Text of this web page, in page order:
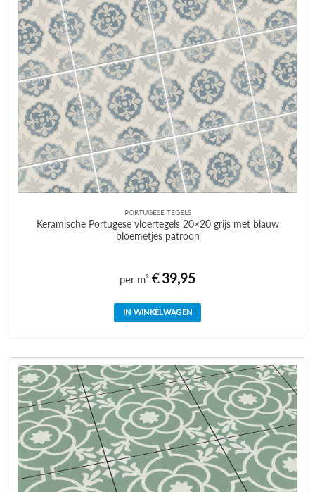
PORTUGESE TEGELS
Keramische Portugese vloertegels 20×20 grijs met blauw
bloemetjes patroon
per m² €39,95
IN WINKELWAGEN